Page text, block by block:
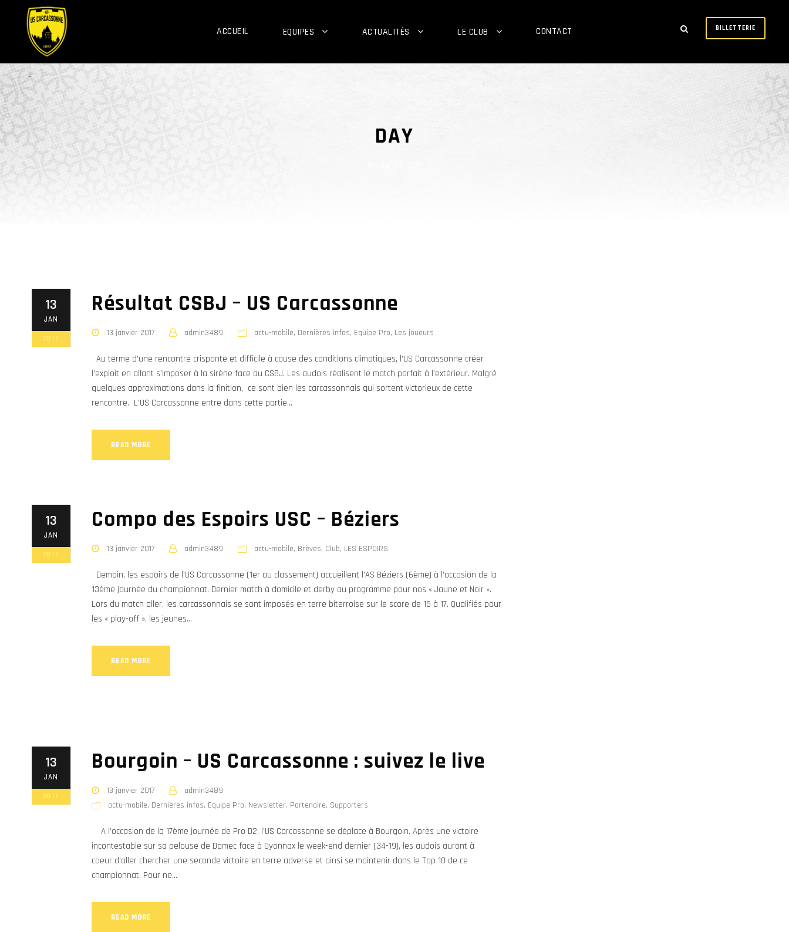
ACCUEIL EQUIPES ACTUALITÉS LE CLUB CONTACT BILLETTERIE
DAY
13
JAN
2017
Résultat CSBJ – US Carcassonne
13 janvier 2017 admin3489 actu-mobile, Dernières infos, Equipe Pro, Les joueurs
Au terme d’une rencontre crispante et difficile à cause des conditions climatiques, l’US Carcassonne créer
l’exploit en allant s’imposer à la sirène face au CSBJ. Les audois réalisent le match parfait à l’extérieur. Malgré
quelques approximations dans la finition, ce sont bien les carcassonnais qui sortent victorieux de cette
rencontre. L’US Carcassonne entre dans cette partie...
READ MORE
13
JAN
2017
Compo des Espoirs USC – Béziers
13 janvier 2017 admin3489 actu-mobile, Brèves, Club, LES ESPOIRS
Demain, les espoirs de l’US Carcassonne (1er au classement) accueillent l’AS Béziers (6ème) à l’occasion de la
13ème journée du championnat. Dernier match à domicile et derby au programme pour nos « Jaune et Noir ».
Lors du match aller, les carcassonnais se sont imposés en terre biterroise sur le score de 15 à 17. Qualifiés pour
les « play-off », les jeunes...
READ MORE
13
JAN
2017
Bourgoin – US Carcassonne : suivez le live
13 janvier 2017
admin3489
actu-mobile, Dernières infos, Equipe Pro, Newsletter, Partenaire, Supporters
A l’occasion de la 17ème journée de Pro D2, l’US Carcassonne se déplace à Bourgoin. Après une victoire
incontestable sur sa pelouse de Domec face à Oyonnax le week-end dernier (34-19), les audois auront à
coeur d’aller chercher une seconde victoire en terre adverse et ainsi se maintenir dans le Top 10 de ce
championnat. Pour ne...
READ MORE